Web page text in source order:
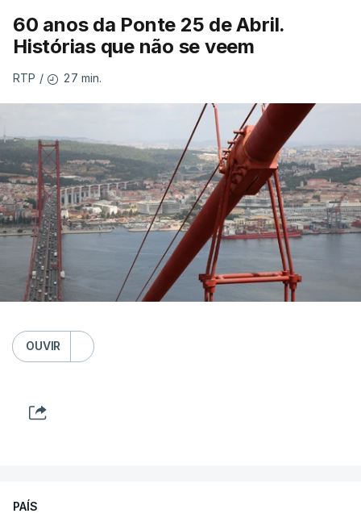
60 anos da Ponte 25 de Abril.
Histórias que não se veem
RTP / 27 min.
OUVIR
PAÍS